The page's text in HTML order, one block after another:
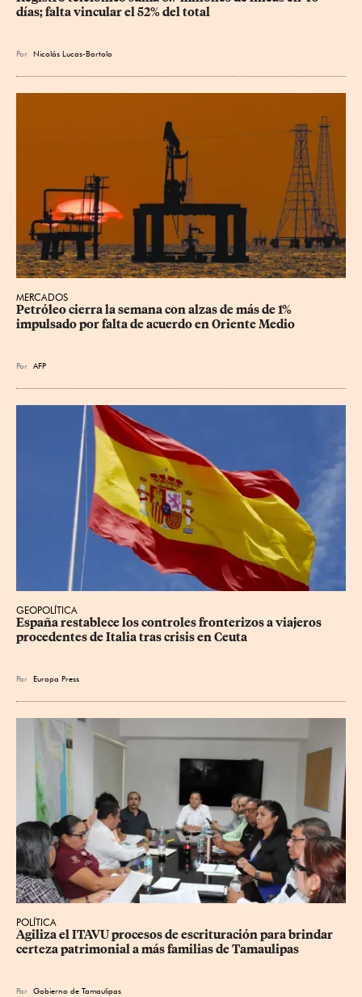
días; falta vincular el 52% del total
Por Nicolás Lucas-Bartolo
MERCADOS
Petróleo cierra la semana con alzas de más de 1%
impulsado por falta de acuerdo en Oriente Medio
Por AFP
GEOPOLÍTICA
España restablece los controles fronterizos a viajeros
procedentes de Italia tras crisis en Ceuta
Por Europa Press
POLÍTICA
Agiliza el ITAVU procesos de escrituración para brindar
certeza patrimonial a más familias de Tamaulipas
Por Gobierno de Tamaulipas